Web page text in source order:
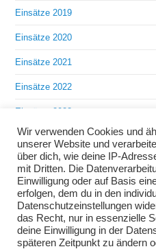
Einsätze 2019
Einsätze 2020
Einsätze 2021
Einsätze 2022
Einsätze 2023
Einsätze 2024
Einsätze 2025
Übungen 2018
Übungen 2019
Übungen 2020
Wir verwenden Cookies und
unserer Website und
über dich, wie deine IP-
mit Dritten. Die
Einwilligung oder auf Basis
erfolgen, dem du in den
Datenschutzeinstellungen
das Recht, nur in essenzielle
deine Einwilligung in der
späteren Zeitpunkt zu ändern